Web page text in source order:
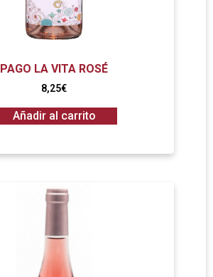
PAGO LA VITA ROSÉ
8,25€
Añadir al carrito